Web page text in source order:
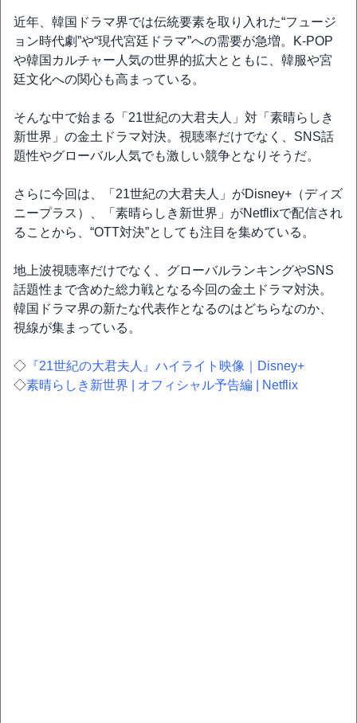
近年、韓国ドラマ界では伝統要素を取り入れた“フュージ
ョン時代劇”や“現代宮廷ドラマ”への需要が急増。K-POP
や韓国カルチャー人気の世界的拡大とともに、韓服や宮
廷文化への関心も高まっている。
そんな中で始まる「21世紀の大君夫人」対「素晴らしき
新世界」の金土ドラマ対決。視聴率だけでなく、SNS話
題性やグローバル人気でも激しい競争となりそうだ。
さらに今回は、「21世紀の大君夫人」がDisney+（ディズ
ニープラス）、「素晴らしき新世界」がNetflixで配信され
ることから、“OTT対決”としても注目を集めている。
地上波視聴率だけでなく、グローバルランキングやSNS
話題性まで含めた総力戦となる今回の金土ドラマ対決。
韓国ドラマ界の新たな代表作となるのはどちらなのか、
視線が集まっている。
◇ 『21世紀の大君夫人』ハイライト映像｜Disney+
◇素晴らしき新世界 | オフィシャル予告編 | Netflix